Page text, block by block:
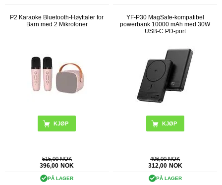
P2 Karaoke Bluetooth-Høyttaler for
Barn med 2 Mikrofoner
KJØP
515,00 NOK
396,00 NOK
PÅ LAGER
YF-P30 MagSafe-kompatibel
powerbank 10000 mAh med 30W
USB-C PD-port
KJØP
406,00 NOK
312,00 NOK
PÅ LAGER